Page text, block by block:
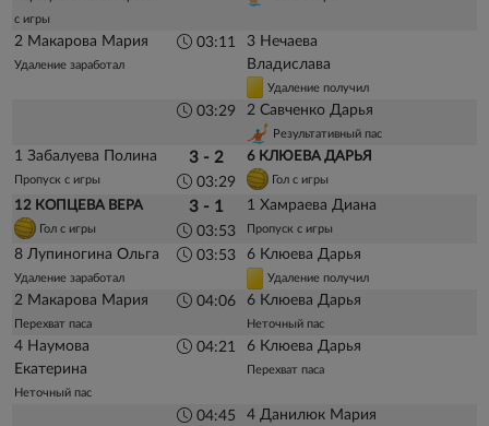
с игры
2 Макарова Мария
Удаление заработал
03:11
3 Нечаева
Владислава
Удаление получил
03:29 2 Савченко Дарья
Результативный пас
1 Забалуева Полина
Пропуск с игры
3 - 2
03:29
6 КЛЮЕВА ДАРЬЯ
Гол с игры
12 КОПЦЕВА ВЕРА
Гол с игры
3 - 1
03:53
1 Хамраева Диана
Пропуск с игры
8 Лупиногина Ольга
Удаление заработал
03:53 6 Клюева Дарья
Удаление получил
2 Макарова Мария
Перехват паса
04:06 6 Клюева Дарья
Неточный пас
4 Наумова
Екатерина
Неточный пас
04:21 6 Клюева Дарья
Перехват паса
04:45 4 Данилюк Мария